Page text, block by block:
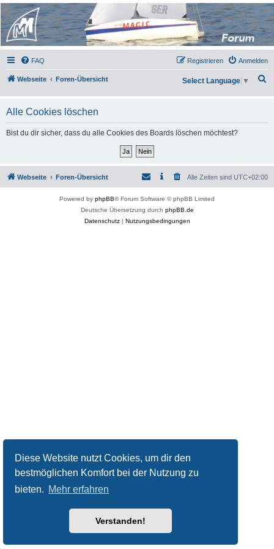
Diese Website nutzt Cookies, um dir den
bestmöglichen Komfort bei der Nutzung zu
bieten. Mehr erfahren
Verstanden!
Micro Magic Forum
Deutschland
FAQ Anmelden
Registrieren
Webseite Foren-Übersicht
h
Select Language ▼
Alle Cookies löschen
Bist du dir sicher, dass du alle Cookies des Boards löschen möchtest?
Webseite Foren-Übersicht Alle Zeiten sind UTC+02:00
Powered by phpBB® Forum Software © phpBB Limited
Deutsche Übersetzung durch phpBB.de
Datenschutz| Nutzungsbedingungen